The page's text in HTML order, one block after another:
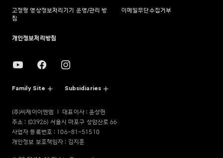
고정형 영상정보처리기기 운영/관리 방
침
이메일무단수집거부
개인정보처리방침
Family Site Subsidiaries
(주)씨제이이엔엠
대표이사 : 윤상현
주소 : (03926) 서울시 마포구 상암산로 66
사업자 등록번호 : 106-81-51510
개인정보 보호책임자 : 김지훈